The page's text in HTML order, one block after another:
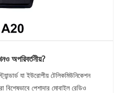
অপরিবর্তনীয়?
যা ইউরোপীয় টেলিকমিউনিকেশন
বিশেষভাবে পেশাদার মোবাইল রেডিও